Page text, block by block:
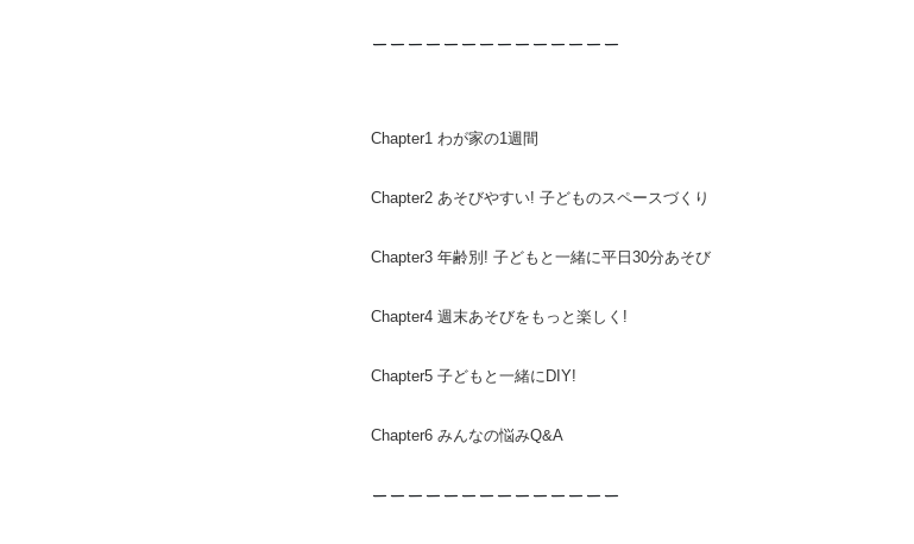
ーーーーーーーーーーーーーー
Chapter1 わが家の1週間
Chapter2 あそびやすい! 子どものスペースづくり
Chapter3 年齢別! 子どもと一緒に平日30分あそび
Chapter4 週末あそびをもっと楽しく!
Chapter5 子どもと一緒にDIY!
Chapter6 みんなの悩みQ&A
ーーーーーーーーーーーーーー